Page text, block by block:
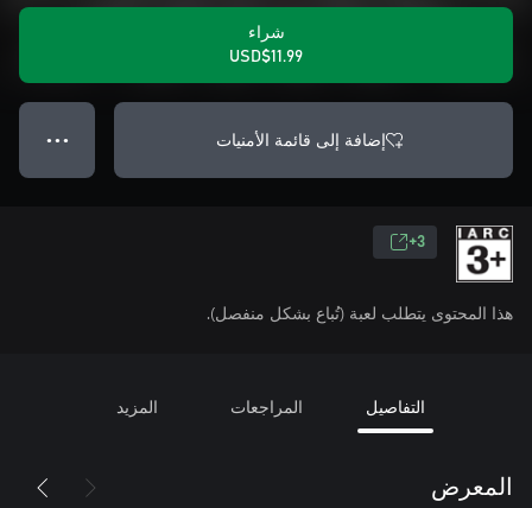
شراء
USD$11.99
إضافة إلى قائمة الأمنيات ● ● ●
3+
هذا المحتوى يتطلب لعبة (تُباع بشكل منفصل).
التفاصيل المراجعات المزيد
المعرض